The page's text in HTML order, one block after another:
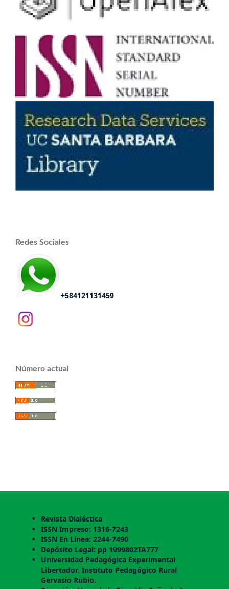
Redes Sociales
+584121131459
Número actual
Revista Dialéctica
ISSN Impreso: 1316-7243
ISSN En Línea: 2244-7490
Depósito Legal: pp 1999802TA777
Universidad Pedagógica Experimental
Libertador. Instituto Pedagógico Rural
Gervasio Rubio.